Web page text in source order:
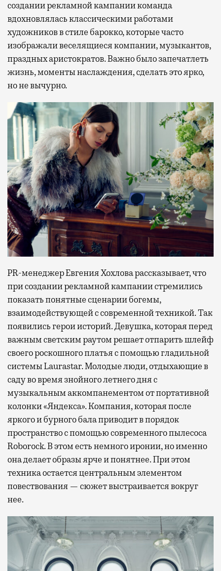
создании рекламной кампании команда
вдохновлялась классическими работами
художников в стиле барокко, которые часто
изображали веселящиеся компании, музыкантов,
праздных аристократов. Важно было запечатлеть
жизнь, моменты наслаждения, сделать это ярко,
но не вычурно.
PR-менеджер Евгения Хохлова рассказывает, что
при создании рекламной кампании стремились
показать понятные сценарии богемы,
взаимодействующей с современной техникой. Так
появились герои историй. Девушка, которая перед
важным светским раутом решает отпарить шлейф
своего роскошного платья с помощью гладильной
системы Laurastar. Молодые люди, отдыхающие в
саду во время знойного летнего дня с
музыкальным аккомпанементом от портативной
колонки «Яндекса». Компания, которая после
яркого и бурного бала приводит в порядок
пространство с помощью современного пылесоса
Roborock. В этом есть немного иронии, но именно
она делает образы ярче и понятнее. При этом
техника остается центральным элементом
повествования — сюжет выстраивается вокруг
нее.